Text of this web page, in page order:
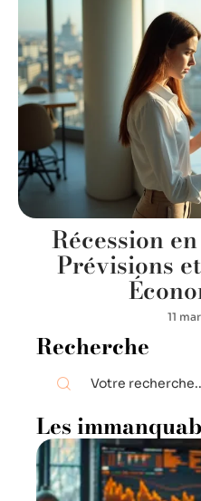
Récession
Prévisions
11
Recherche
Les